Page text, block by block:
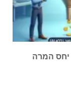
יחס המרה